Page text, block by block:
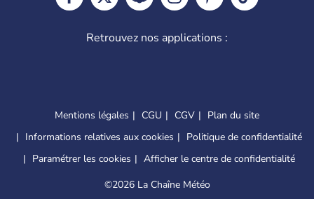
Retrouvez nos applications :
Mentions légales CGU CGV
Plan du site
Informations relatives aux cookies
Politique de confidentialité
Paramétrer les cookies
Afficher le centre de confidentialité
©2026 La Chaîne Météo